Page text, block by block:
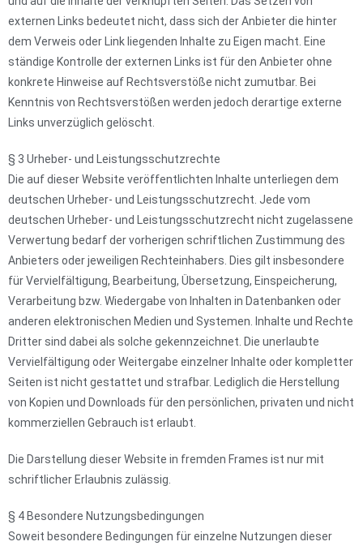
externen Links bedeutet nicht, dass sich der Anbieter die hinter
dem Verweis oder Link liegenden Inhalte zu Eigen macht. Eine
ständige Kontrolle der externen Links ist für den Anbieter ohne
konkrete Hinweise auf Rechtsverstöße nicht zumutbar. Bei
Kenntnis von Rechtsverstößen werden jedoch derartige externe
Links unverzüglich gelöscht.
§ 3 Urheber- und Leistungsschutzrechte
Die auf dieser Website veröffentlichten Inhalte unterliegen dem
deutschen Urheber- und Leistungsschutzrecht. Jede vom
deutschen Urheber- und Leistungsschutzrecht nicht zugelassene
Verwertung bedarf der vorherigen schriftlichen Zustimmung des
Anbieters oder jeweiligen Rechteinhabers. Dies gilt insbesondere
für Vervielfältigung, Bearbeitung, Übersetzung, Einspeicherung,
Verarbeitung bzw. Wiedergabe von Inhalten in Datenbanken oder
anderen elektronischen Medien und Systemen. Inhalte und Rechte
Dritter sind dabei als solche gekennzeichnet. Die unerlaubte
Vervielfältigung oder Weitergabe einzelner Inhalte oder kompletter
Seiten ist nicht gestattet und strafbar. Lediglich die Herstellung
von Kopien und Downloads für den persönlichen, privaten und nicht
kommerziellen Gebrauch ist erlaubt.
Die Darstellung dieser Website in fremden Frames ist nur mit
schriftlicher Erlaubnis zulässig.
§ 4 Besondere Nutzungsbedingungen
Soweit besondere Bedingungen für einzelne Nutzungen dieser